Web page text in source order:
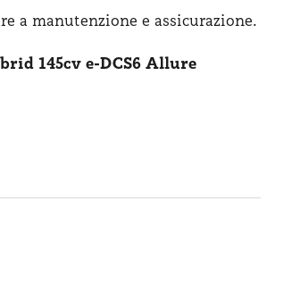
a manutenzione e assicurazione.
145cv e-DCS6 Allure